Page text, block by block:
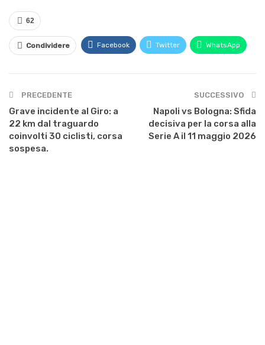
62
Condividere Facebook Twitter WhatsApp
PRECEDENTE
Grave incidente al Giro: a
22 km dal traguardo
coinvolti 30 ciclisti, corsa
sospesa.
SUCCESSIVO
Napoli vs Bologna: Sfida
decisiva per la corsa alla
Serie A il 11 maggio 2026